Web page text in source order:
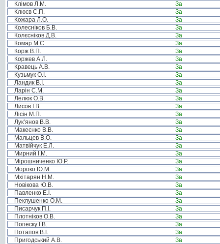
Клімов Л.М.
За
Клюєв С.П.
За
Кожара Л.О.
За
Колесніков Б.В.
За
Колєсніков Д.В.
За
Комар М.С.
За
Корж В.П.
За
Коржев А.Л.
За
Кравець А.В.
За
Кузьмук О.І.
За
Ландик В.І.
За
Ларін С.М.
За
Лелюк О.В.
За
Лисов І.В.
За
Лісін М.П.
За
Лук’янов В.В.
За
Макеєнко В.В.
За
Мальцев В.О.
За
Матвійчук Е.Л.
За
Мирний І.М.
За
Мірошниченко Ю.Р.
За
Мороко Ю.М.
За
Мхітарян Н.М.
За
Новікова Ю.В.
За
Павленко Е.І.
За
Пеклушенко О.М.
За
Писарчук П.І.
За
Плотніков О.В.
За
Попеску І.В.
За
Потапов В.І.
За
Пригодський А.В.
За